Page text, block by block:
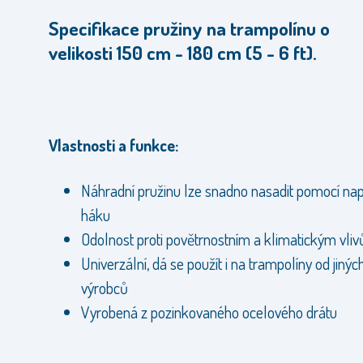
Specifikace pružiny na trampolínu o
velikosti 150 cm - 180 cm (5 - 6 ft).
Vlastnosti a funkce:
Náhradní pružinu lze snadno nasadit pomocí
háku
Odolnost proti povětrnostním a klimatickým
Univerzální, dá se použít i na trampolíny od
výrobců
Vyrobená z pozinkovaného ocelového drátu